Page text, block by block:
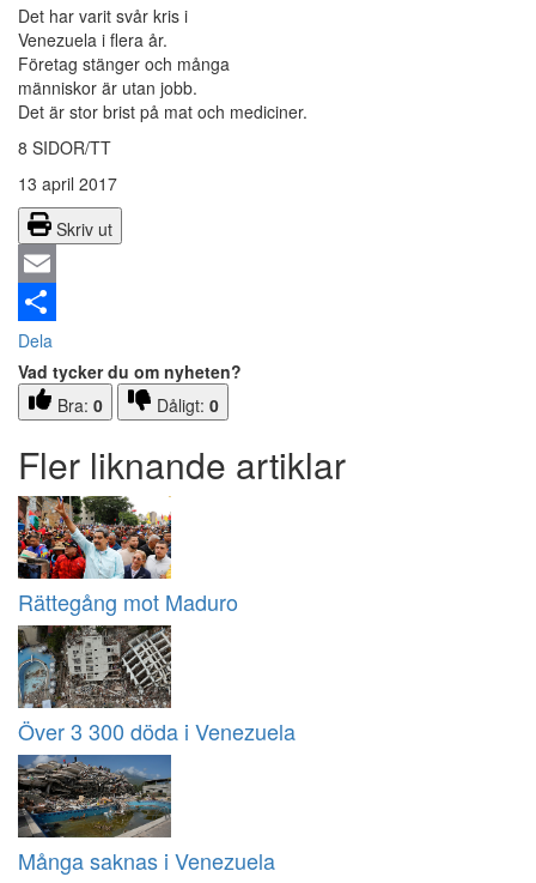
Det har varit svår kris i
Venezuela i flera år.
Företag stänger och många
människor är utan jobb.
Det är stor brist på mat och mediciner.
8 SIDOR/TT
13 april 2017
Skriv ut
Email
Dela
Vad tycker du om nyheten?
Bra: 0 Dåligt: 0
Fler liknande artiklar
Rättegång mot Maduro
Över 3 300 döda i Venezuela
Många saknas i Venezuela